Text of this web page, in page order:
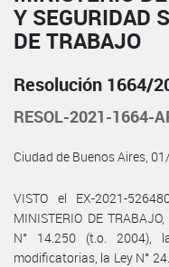
Y SEGURIDAD
DE TRABAJO
Resolución 1664/
RESOL-2021-1664-
Ciudad de Buenos Aires,
VISTO el EX-2021-
MINISTERIO DE
N° 14.250 (t.o. 2004),
modificatorias, la Ley N°